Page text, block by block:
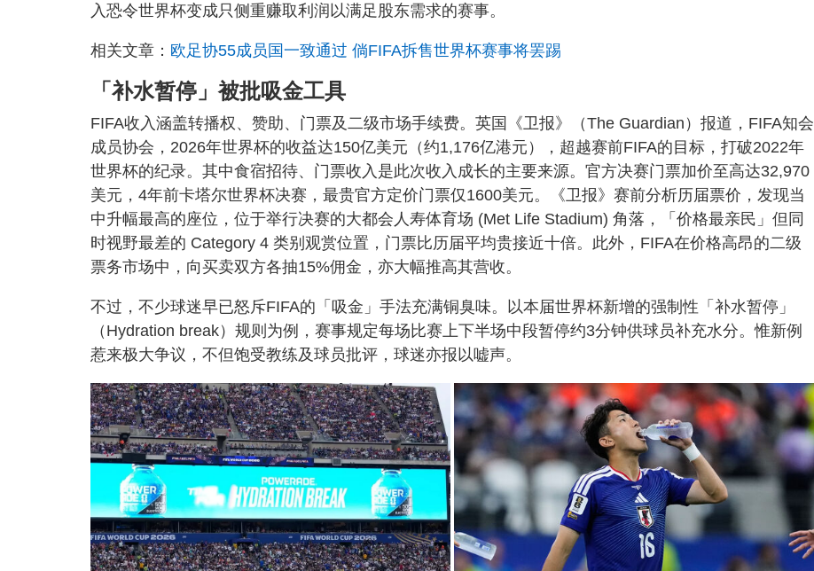
入恐令世界杯变成只侧重赚取利润以满足股东需求的赛事。
相关文章： 欧足协55成员国一致通过 倘FIFA拆售世界杯赛事将罢踢
「补水暂停」被批吸金工具
FIFA收入涵盖转播权、赞助、门票及二级市场手续费。英国《卫报》（The Guardian）报道，FIFA知会
成员协会，2026年世界杯的收益达150亿美元（约1,176亿港元），超越赛前FIFA的目标，打破2022年
世界杯的纪录。其中食宿招待、门票收入是此次收入成长的主要来源。官方决赛门票加价至高达32,970
美元，4年前卡塔尔世界杯决赛，最贵官方定价门票仅1600美元。《卫报》赛前分析历届票价，发现当
中升幅最高的座位，位于举行决赛的大都会人寿体育场 (Met Life Stadium) 角落，「价格最亲民」但同
时视野最差的 Category 4 类别观赏位置，门票比历届平均贵接近十倍。此外，FIFA在价格高昂的二级
票务市场中，向买卖双方各抽15%佣金，亦大幅推高其营收。
不过，不少球迷早已怒斥FIFA的「吸金」手法充满铜臭味。以本届世界杯新增的强制性「补水暂停」
（Hydration break）规则为例，赛事规定每场比赛上下半场中段暂停约3分钟供球员补充水分。惟新例
惹来极大争议，不但饱受教练及球员批评，球迷亦报以嘘声。